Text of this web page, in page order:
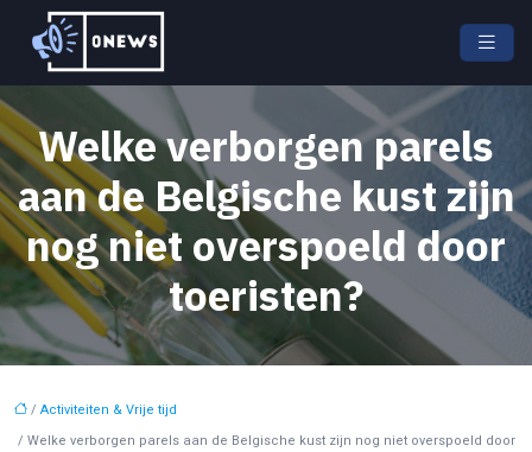
Welke verborgen parels
aan de Belgische kust zijn
nog niet overspoeld door
toeristen?
/ Activiteiten & Vrije tijd
/ Welke verborgen parels aan de Belgische kust zijn nog niet overspoeld door